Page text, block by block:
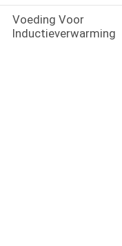
Voeding Voor
Inductieverwarming